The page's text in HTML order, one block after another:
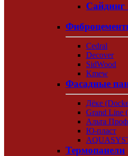
Cedral
Decover
SidWood
Kmew
Фасадные
Дёке
Grand Line
Альта
Ю-пласт
Термопанели